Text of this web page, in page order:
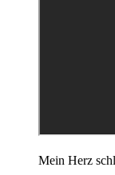
Mein Herz